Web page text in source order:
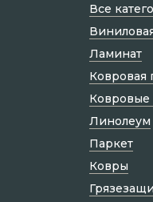
Все
Ламинат
Ковровая
Ковровые
Линолеум
Паркет
Ковры